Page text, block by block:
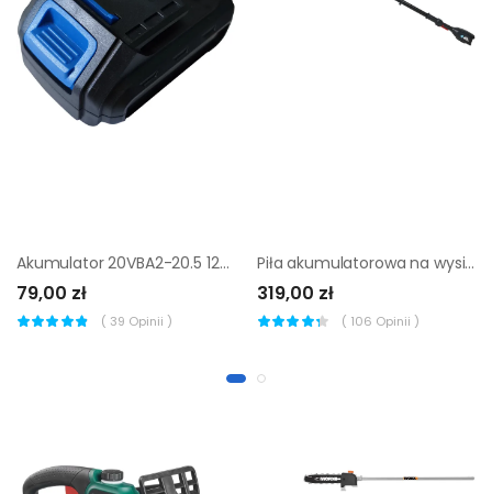
Akumulator 20VBA2-20.5 12V 2Ah DEXTER
79,00 zł
( 39 Opinii )
Piła akumulatorowa na wysięgniku 40 V Sterwins Solo
319,00 zł
( 106 Opinii )